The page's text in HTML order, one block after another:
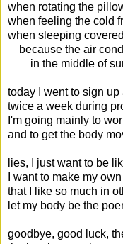
when rotating the
when feeling the cold
when sleeping covered
because the air
in the middle of
today I went to sign up
twice a week during
I'm going mainly to
and to get the body
lies, I just want to be
I want to make my
that I like so much in
let my body be the
goodbye, good luck,